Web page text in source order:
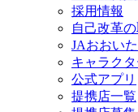
採用情報
自己改革
JAおおい
キャラク
公式アプリ
提携店一覧